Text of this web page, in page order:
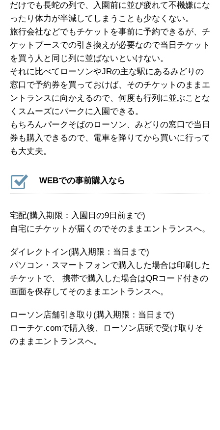
だけでも長蛇の列で、入園前に並び疲れて不機嫌にな
ったり体力が半減してしまうことも少なくない。
旅行会社などでもチケットを事前に予約できるが、チ
ケットブースでの引き換えが必要なので当日チケット
を買う人と同じ列に並ばないといけない。
それに比べてローソンやJRの主な駅にあるみどりの
窓口で予約券を買っておけば、そのチケットのままエ
ントランスに向かえるので、何度も行列に並ぶことな
くスムーズにパークに入園できる。
もちろんパークそばのローソン、みどりの窓口で当日
券も購入できるので、電車を降りてから買いに行って
も大丈夫。
WEBでの事前購入なら
宅配(購入期限：入園日の9日前まで)
自宅にチケットが届くのでそのままエントランスへ。
ダイレクトイン(購入期限：当日まで)
パソコン・スマートフォンで購入した場合は印刷した
チケットで、 携帯で購入した場合はQRコード付きの
画面を保存してそのままエントランスへ。
ローソン店舗引き取り(購入期限：当日まで)
ローチケ.comで購入後、ローソン店頭で受け取りそ
のままエントランスへ。